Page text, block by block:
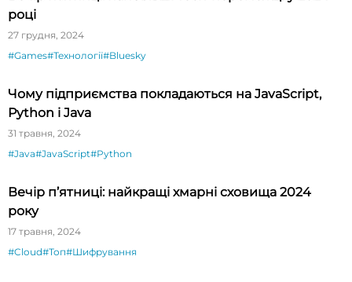
році
27 грудня, 2024
#Games#Технології#Bluesky
Чому підприємства покладаються на JavaScript,
Python і Java
31 травня, 2024
#Java#JavaScript#Python
Вечір п’ятниці: найкращі хмарні сховища 2024
року
17 травня, 2024
#Cloud#Топ#Шифрування